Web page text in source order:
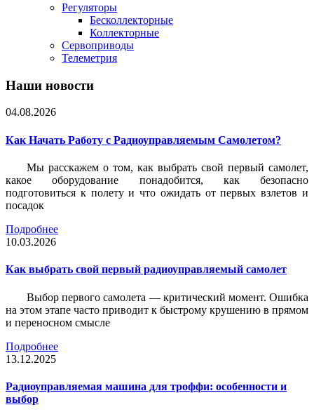
Регуляторы
Бесколлекторные
Коллекторные
Сервоприводы
Телеметрия
Наши новости
04.08.2026
Как Начать Работу с Радиоуправляемым Самолетом?
Мы расскажем о том, как выбрать свой первый самолет,
какое оборудование понадобится, как безопасно
подготовиться к полету и что ожидать от первых взлетов и
посадок
Подробнее
10.03.2026
Как выбрать свой первый радиоуправляемый самолет
Выбор первого самолета — критический момент. Ошибка
на этом этапе часто приводит к быстрому крушению в прямом
и переносном смысле
Подробнее
13.12.2025
Радиоуправляемая машина для троффи: особенности и
выбор